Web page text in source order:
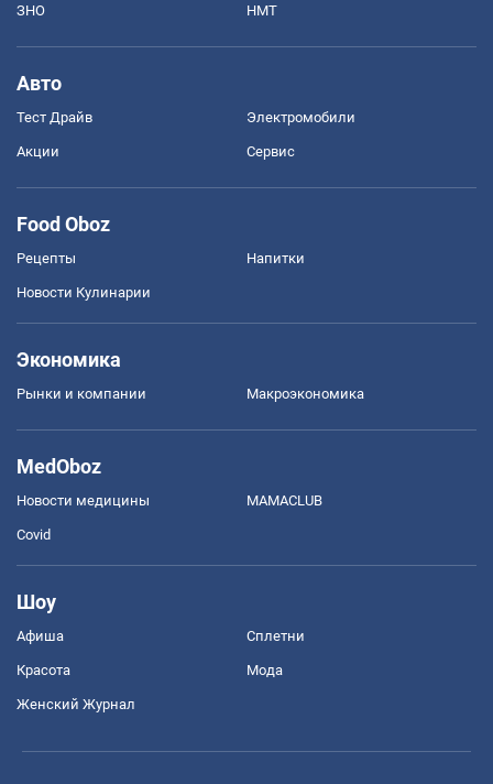
ЗНО НМТ
Авто
Тест Драйв Электромобили
Акции Сервис
Food Oboz
Рецепты Напитки
Новости Кулинарии
Экономика
Рынки и компании Mакроэкономика
MedOboz
Новости медицины MAMACLUB
Covid
Шоу
Афиша Сплетни
Красота Мода
Женский Журнал